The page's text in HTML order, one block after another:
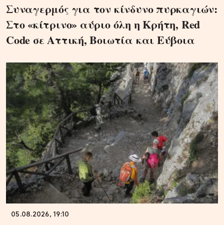
Συναγερμός για τον κίνδυνο πυρκαγιών:
Στο «κίτρινο» αύριο όλη η Κρήτη, Red
Code σε Αττική, Βοιωτία και Εύβοια
05.08.2026, 19:10